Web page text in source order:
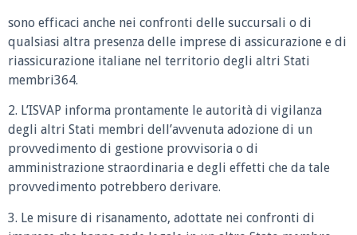
sono efficaci anche nei confronti delle succursali o di
qualsiasi altra presenza delle imprese di assicurazione e di
riassicurazione italiane nel territorio degli altri Stati
membri364.
2. L’ISVAP informa prontamente le autorità di vigilanza
degli altri Stati membri dell’avvenuta adozione di un
provvedimento di gestione provvisoria o di
amministrazione straordinaria e degli effetti che da tale
provvedimento potrebbero derivare.
3. Le misure di risanamento, adottate nei confronti di